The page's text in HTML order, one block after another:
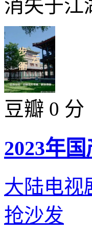
消失于江
豆瓣 0 分
2023年
大陆电视
抢沙发